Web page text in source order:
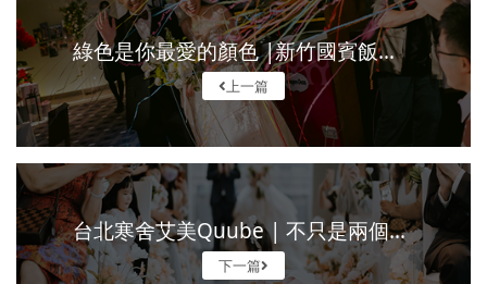
綠色是你最愛的顏色 |新竹國賓飯八方燴 | Buffet宴客
上一篇
台北寒舍艾美Quube | 不只是兩個人的婚禮
下一篇